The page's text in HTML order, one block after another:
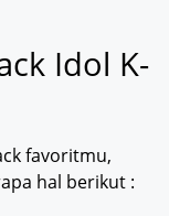
Idol K-
favoritmu,
hal berikut :